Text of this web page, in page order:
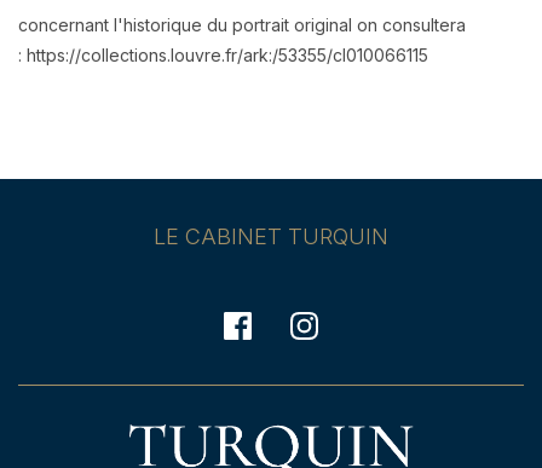
concernant l'historique du portrait original on consultera
: https://collections.louvre.fr/ark:/53355/cl010066115
LE CABINET TURQUIN